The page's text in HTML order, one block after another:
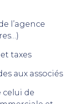
l’agence
taxes
aux associés
de